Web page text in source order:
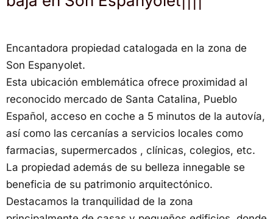
Encantadora propiedad catalogada en la zona de
Son Espanyolet.
Esta ubicación emblemática ofrece proximidad al
reconocido mercado de Santa Catalina, Pueblo
Español, acceso en coche a 5 minutos de la autovía,
así como las cercanías a servicios locales como
farmacias, supermercados , clínicas, colegios, etc.
La propiedad además de su belleza innegable se
beneficia de su patrimonio arquitectónico.
Destacamos la tranquilidad de la zona